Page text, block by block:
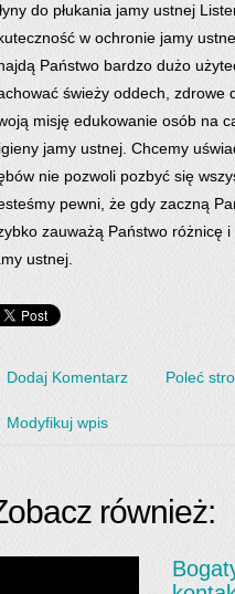
do płukania jamy ustnej
w ochronie jamy
Państwo bardzo dużo
świeży oddech, zdrowe
misję edukowanie osób na
jamy ustnej. Chcemy
nie pozwoli pozbyć się
pewni, że gdy zaczną
zauważą Państwo różnicę
ustnej.
Dodaj Komentarz Poleć
Modyfikuj wpis
również: